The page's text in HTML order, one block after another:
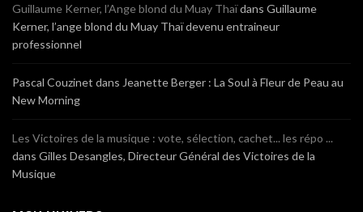
Guillaume Kerner, l’Ange blond du Muay Thaïdans Guillaume
Kerner, l’ange blond du Muay Thaï devenu entraineur
professionnel
Pascal Couzinet dans Jeanette Berger : La Soul à Fleur de Peau au
New Morning
Les Victoires de la musique : vote, sélection, cachet... les répo ...
dans Gilles Desangles, Directeur Général des Victoires de la
Musique